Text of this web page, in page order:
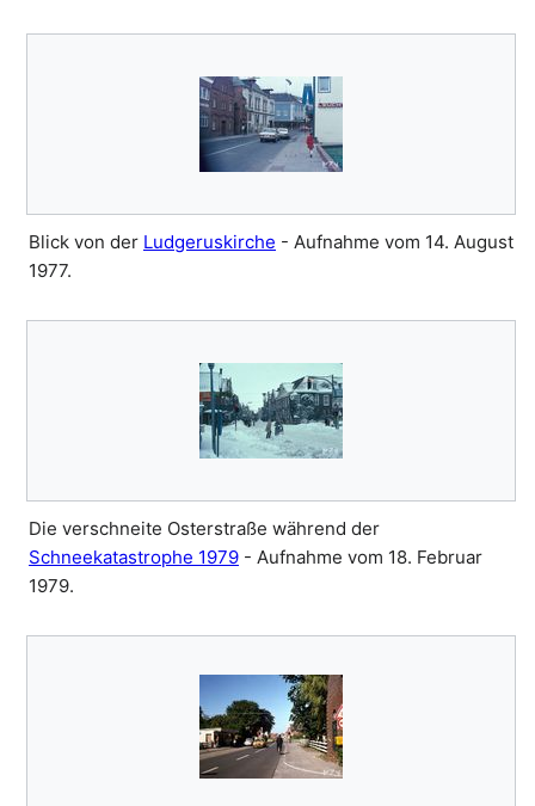
Blick von der Ludgeruskirche - Aufnahme vom 14. August
1977.
Die verschneite Osterstraße während der
Schneekatastrophe 1979 - Aufnahme vom 18. Februar
1979.